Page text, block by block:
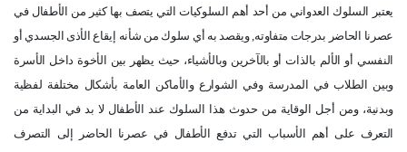
يعتبر السلوك العدواني من أحد أهم السلوكيات التي يتصف بها كثير من الأطفال في
عصرنا الحاضر بدرجات متفاوته, ويقصد به أي سلوك من شأنه إيقاع الأذى الجسدي أو
النفسي أو الألم بالذات أو بالآخرين وبالأشياء، حيث يظهر بين الأخوة داخل الأسرة
وبين الطلاب في المدرسة وفي الشوارع والأماكن العامة بأشكال مختلفة لفظية
وبدنية، ومن أجل الوقاية من حدوث هذا السلوك عند الأطفال لا بد في البداية من
التعرف على أهم الأسباب التي تدفع الأطفال في عصرنا الحاضر إلى التصرف